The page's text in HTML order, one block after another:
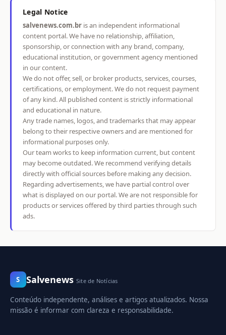
Legal Notice
salvenews.com.br is an independent informational
content portal. We have no relationship, affiliation,
sponsorship, or connection with any brand, company,
educational institution, or government agency mentioned
in our content.
We do not offer, sell, or broker products, services, courses,
certifications, or employment. We do not request payment
of any kind. All published content is strictly informational
and educational in nature.
Any trade names, logos, and trademarks that may appear
belong to their respective owners and are mentioned for
informational purposes only.
Our team works to keep information current, but content
may become outdated. We recommend verifying details
directly with official sources before making any decision.
Regarding advertisements, we have partial control over
what is displayed on our portal. We are not responsible for
products or services offered by third parties through such
ads.
S Salvenews Site de Notícias
Conteúdo independente, análises e artigos atualizados. Nossa
missão é informar com clareza e responsabilidade.